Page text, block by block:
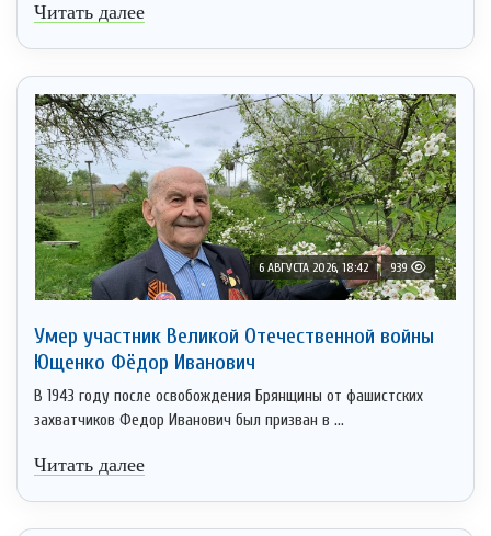
Читать далее
6 АВГУСТА 2026, 18:42 939
Умер участник Великой Отечественной войны
Ющенко Фёдор Иванович
В 1943 году после освобождения Брянщины от фашистских
захватчиков Федор Иванович был призван в ...
Читать далее